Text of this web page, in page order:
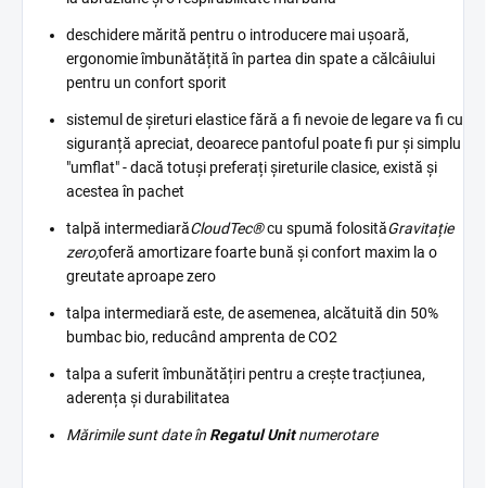
deschidere mărită pentru o introducere mai ușoară,
ergonomie îmbunătățită în partea din spate a călcâiului
pentru un confort sporit
sistemul de șireturi elastice fără a fi nevoie de legare va fi cu
siguranță apreciat, deoarece pantoful poate fi pur și simplu
"umflat" - dacă totuși preferați șireturile clasice, există și
acestea în pachet
talpă intermediarăCloudTec®cu spumă folosităGravitație
zero;oferă amortizare foarte bună și confort maxim la o
greutate aproape zero
talpa intermediară este, de asemenea, alcătuită din 50%
bumbac bio, reducând amprenta de CO2
talpa a suferit îmbunătățiri pentru a crește tracțiunea,
aderența și durabilitatea
Mărimile sunt date în Regatul Unitnumerotare